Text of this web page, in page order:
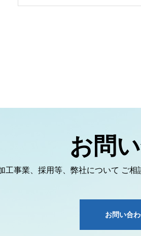
お問
工事業、採用等、弊社について ご
お問い合